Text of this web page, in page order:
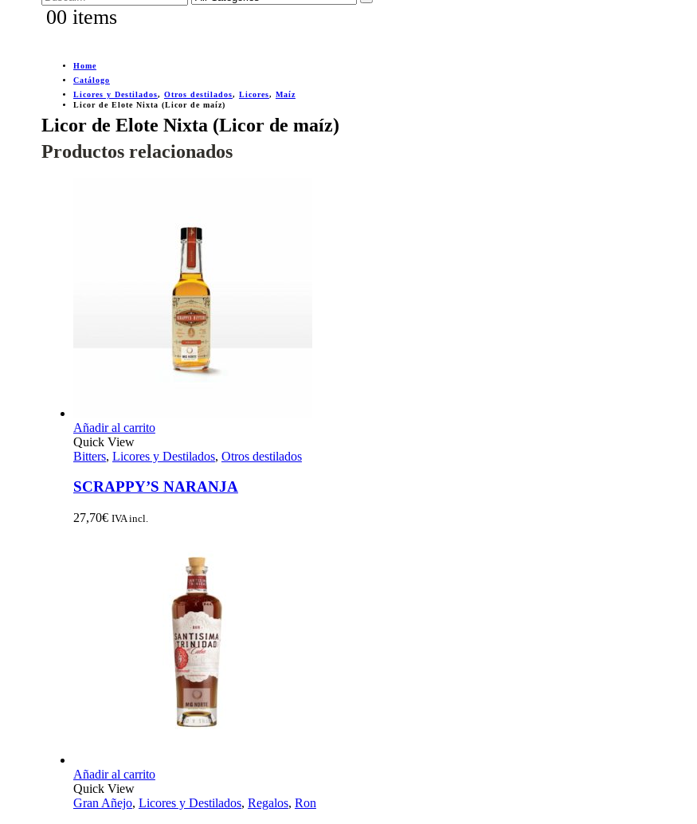
00 items
Home
Catálogo
Licores y Destilados, Otros destilados, Licores, Maíz
Licor de Elote Nixta (Licor de maíz)
Licor de Elote Nixta (Licor de maíz)
Productos relacionados
Añadir al carrito
Quick View
Bitters, Licores y Destilados, Otros destilados
SCRAPPY’S NARANJA
27,70€ IVA incl.
Añadir al carrito
Quick View
Gran Añejo, Licores y Destilados, Regalos, Ron